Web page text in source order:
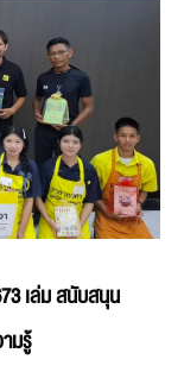
เล่ม สนับสนุน
มรู้